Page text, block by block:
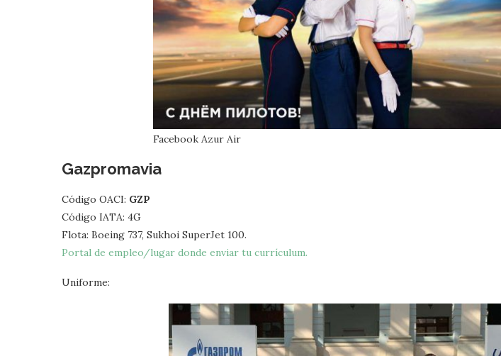
Facebook Azur Air
Gazpromavia
Código OACI: GZP
Código IATA: 4G
Flota: Boeing 737, Sukhoi SuperJet 100.
Portal de empleo/lugar donde enviar tu currículum.
Uniforme: